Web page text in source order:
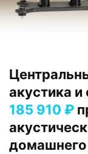
акустика
185 910 ₽
домашнего